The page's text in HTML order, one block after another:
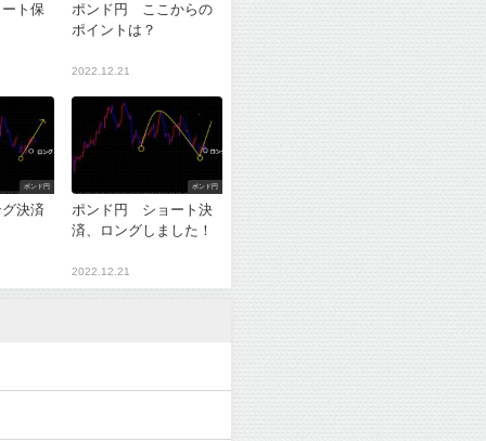
ト保
ポンド円 ここからの
ポイントは？
2022.12.21
ポンド円
決済
ポンド円
ポンド円 ショート決
済、ロングしました！
2022.12.21